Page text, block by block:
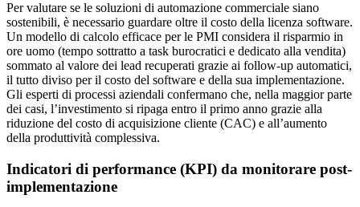
Per valutare se le soluzioni di automazione commerciale siano
sostenibili, è necessario guardare oltre il costo della licenza software.
Un modello di calcolo efficace per le PMI considera il risparmio in
ore uomo (tempo sottratto a task burocratici e dedicato alla vendita)
sommato al valore dei lead recuperati grazie ai follow-up automatici,
il tutto diviso per il costo del software e della sua implementazione.
Gli esperti di processi aziendali confermano che, nella maggior parte
dei casi, l’investimento si ripaga entro il primo anno grazie alla
riduzione del costo di acquisizione cliente (CAC) e all’aumento
della produttività complessiva.
Indicatori di performance (KPI) da monitorare post-
implementazione